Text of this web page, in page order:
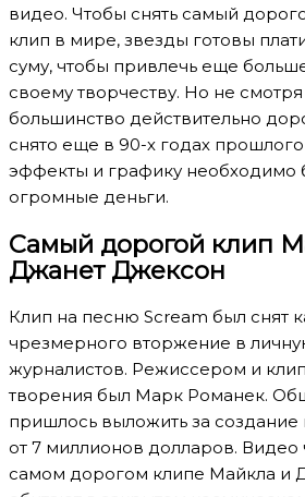
видео. Чтобы снять самый
клип в мире, звезды готовы
суму, чтобы привлечь еще
своему творчеству. Но не
большинство действительно
снято еще в 90-х годах прошлого
эффекты и графику необходимо
огромные деньги.
Самый дорогой клип
Джанет Джексон
Клип на песню Scream был снят
чрезмерного вторжение в
журналистов. Режиссером и
творения был Марк Романек.
пришлось выложить за создание
от 7 миллионов долларов. Видео
самом дорогом клипе Майкла и